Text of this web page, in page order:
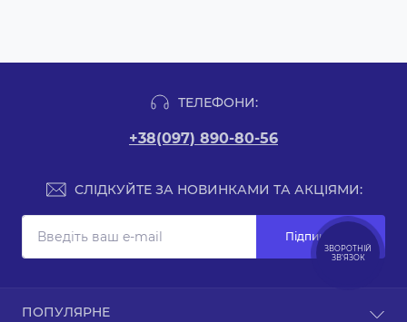
ТЕЛЕФОНИ:
+38(097) 890-80-56
СЛІДКУЙТЕ ЗА НОВИНКАМИ ТА АКЦІЯМИ:
Підпишіться
ПОПУЛЯРНЕ
ЗВОРОТНІЙ
ЗВ’ЯЗОК